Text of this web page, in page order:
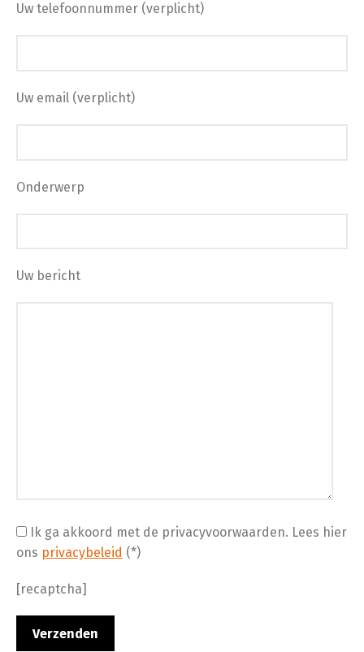
Uw telefoonnummer (verplicht)
Uw email (verplicht)
Onderwerp
Uw bericht
Ik ga akkoord met de privacyvoorwaarden. Lees hier
ons privacybeleid (*)
[recaptcha]